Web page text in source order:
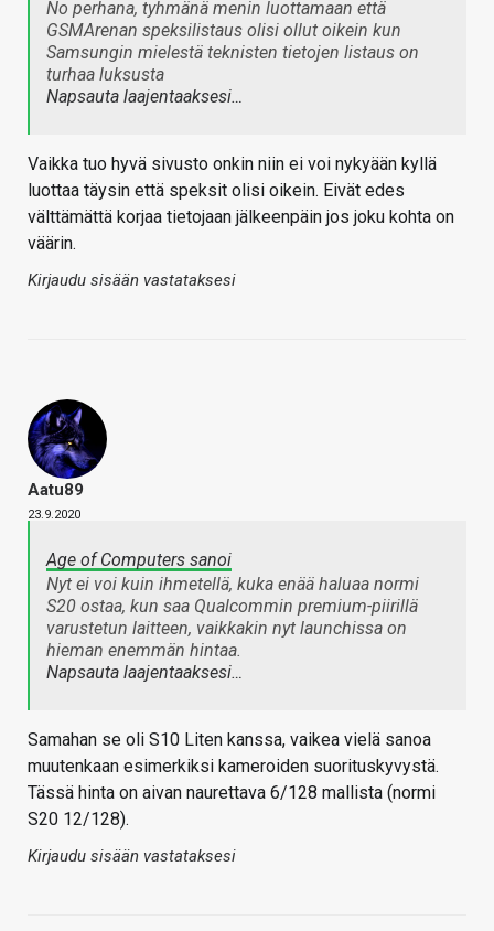
No perhana, tyhmänä menin luottamaan että
GSMArenan speksilistaus olisi ollut oikein kun
Samsungin mielestä teknisten tietojen listaus on
turhaa luksusta
Napsauta laajentaaksesi…
Vaikka tuo hyvä sivusto onkin niin ei voi nykyään kyllä
luottaa täysin että speksit olisi oikein. Eivät edes
välttämättä korjaa tietojaan jälkeenpäin jos joku kohta on
väärin.
Kirjaudu sisään vastataksesi
Aatu89
23.9.2020
Age of Computers sanoi
Nyt ei voi kuin ihmetellä, kuka enää haluaa normi
S20 ostaa, kun saa Qualcommin premium-piirillä
varustetun laitteen, vaikkakin nyt launchissa on
hieman enemmän hintaa.
Napsauta laajentaaksesi…
Samahan se oli S10 Liten kanssa, vaikea vielä sanoa
muutenkaan esimerkiksi kameroiden suorituskyvystä.
Tässä hinta on aivan naurettava 6/128 mallista (normi
S20 12/128).
Kirjaudu sisään vastataksesi